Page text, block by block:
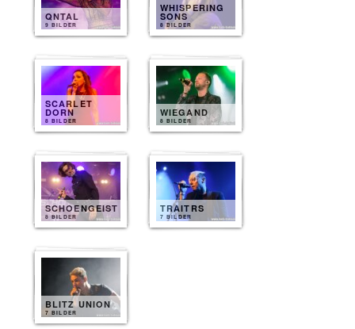
QNTAL
9 BILDER
WHISPERING
SONS
8 BILDER
SCARLET
DORN
8 BILDER
WIEGAND
8 BILDER
SCHOENGEIST
8 BILDER
TRAITRS
7 BILDER
BLITZ UNION
7 BILDER